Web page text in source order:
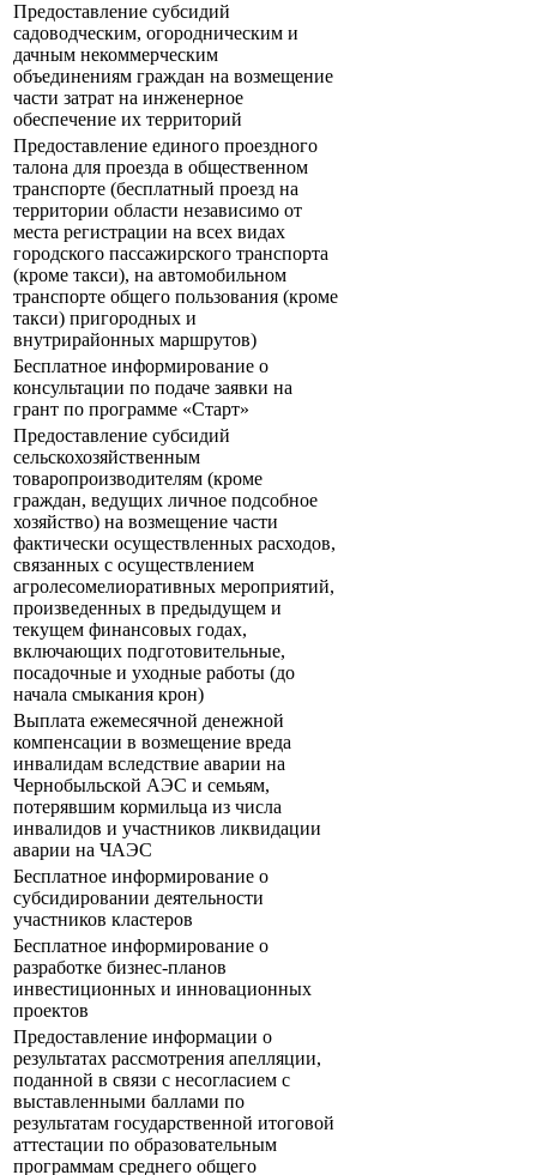
Предоставление субсидий
садоводческим, огородническим и
дачным некоммерческим
объединениям граждан на возмещение
части затрат на инженерное
обеспечение их территорий
Предоставление единого проездного
талона для проезда в общественном
транспорте (бесплатный проезд на
территории области независимо от
места регистрации на всех видах
городского пассажирского транспорта
(кроме такси), на автомобильном
транспорте общего пользования (кроме
такси) пригородных и
внутрирайонных маршрутов)
Бесплатное информирование о
консультации по подаче заявки на
грант по программе «Старт»
Предоставление субсидий
сельскохозяйственным
товаропроизводителям (кроме
граждан, ведущих личное подсобное
хозяйство) на возмещение части
фактически осуществленных расходов,
связанных с осуществлением
агролесомелиоративных мероприятий,
произведенных в предыдущем и
текущем финансовых годах,
включающих подготовительные,
посадочные и уходные работы (до
начала смыкания крон)
Выплата ежемесячной денежной
компенсации в возмещение вреда
инвалидам вследствие аварии на
Чернобыльской АЭС и семьям,
потерявшим кормильца из числа
инвалидов и участников ликвидации
аварии на ЧАЭС
Бесплатное информирование о
субсидировании деятельности
участников кластеров
Бесплатное информирование о
разработке бизнес-планов
инвестиционных и инновационных
проектов
Предоставление информации о
результатах рассмотрения апелляции,
поданной в связи с несогласием с
выставленными баллами по
результатам государственной итоговой
аттестации по образовательным
программам среднего общего